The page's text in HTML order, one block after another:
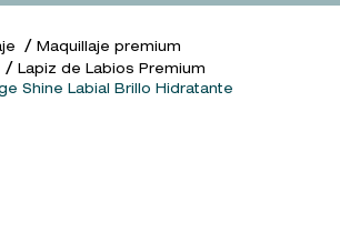
Maquillaje premium
Lapiz de Labios Premium
Shine Labial Brillo Hidratante